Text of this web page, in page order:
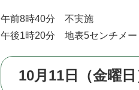
午前8時40分 不実施
午後1時20分 地表5センチメー
10月11日（金曜日